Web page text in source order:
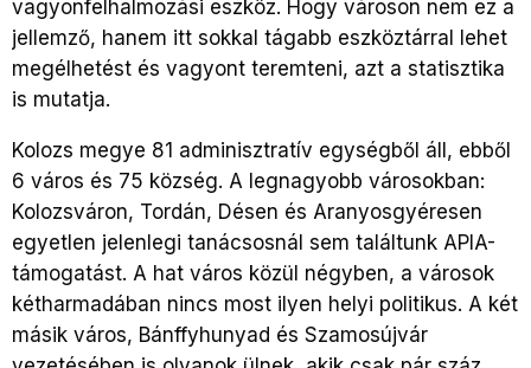
vagyonfelhalmozási eszköz. Hogy városon nem ez a
jellemző, hanem itt sokkal tágabb eszköztárral lehet
megélhetést és vagyont teremteni, azt a statisztika
is mutatja.
Kolozs megye 81 adminisztratív egységből áll, ebből
6 város és 75 község. A legnagyobb városokban:
Kolozsváron, Tordán, Désen és Aranyosgyéresen
egyetlen jelenlegi tanácsosnál sem találtunk APIA-
támogatást. A hat város közül négyben, a városok
kétharmadában nincs most ilyen helyi politikus. A két
másik város, Bánffyhunyad és Szamosújvár